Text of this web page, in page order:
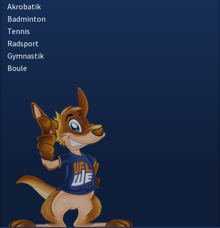
Akrobatik
Badminton
Tennis
Radsport
Gymnastik
Boule